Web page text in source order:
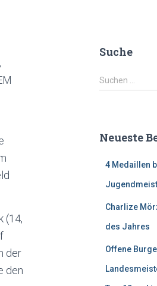
(14,
der
den
Suche
S
u
n
Suchen …
Neueste
4 Medaillen
Charlize
des Jahres
Offene